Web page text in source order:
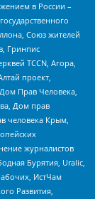
в России –
Союз жителей
Гринпис
TCCN, Агора,
проект,
Прав Человека,
Дом прав
человека Крым,
журналистов
Бурятия, Uralic,
ИстЧам
Развития,